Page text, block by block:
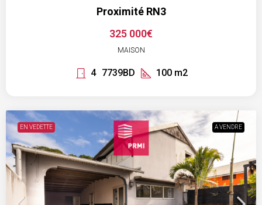
Proximité RN3
325 000€
MAISON
4 7739BD 100 m2
EN VEDETTE A VENDRE